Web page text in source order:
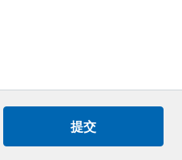
提交